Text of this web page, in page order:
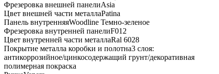
Фрезеровка внешней панелиAsia
Цвет внешней части металлаPatina
Панель внутренняяWoodline Темно-зеленое
Фрезеровка внутренней панелиF012
Цвет внутренней части металлаRal 6028
Покрытие металла коробки и полотна3 слоя:
антикоррозийное/цинкосодержащий грунт/декоративная
полимерная покраска